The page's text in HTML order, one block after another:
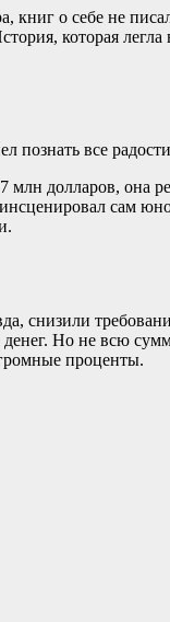
о себе не
которая
познать все
долларов, она
сам
снизили
Но не всю
проценты.